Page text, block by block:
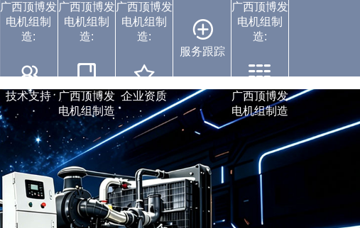
广西顶博发
电机组制
造:
技术支持
广西顶博发
电机组制
造:
广西顶博发
电机组制造
案例中心
广西顶博发
电机组制
造:
企业资质
服务跟踪
广西顶博发
电机组制
造:
广西顶博发
电机组制造